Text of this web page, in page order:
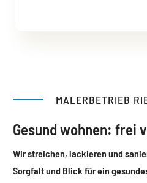
MALERBETRIEB
Gesund wohnen: frei
Wir streichen, lackieren und
Sorgfalt und Blick für ein